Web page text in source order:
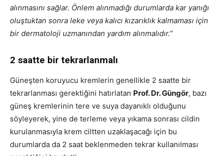
alınmasını sağlar. Önlem alınmadığı durumlarda kar yanığı
oluştuktan sonra leke veya kalıcı kızarıklık kalmaması için
bir dermatoloji uzmanından yardım alınmalıdır.”
2 saatte bir tekrarlanmalı
Güneşten koruyucu kremlerin genellikle 2 saatte bir
tekrarlanması gerektiğini hatırlatan Prof. Dr. Güngör, bazı
güneş kremlerinin tere ve suya dayanıklı olduğunu
söyleyerek, yine de terleme veya yıkama sonrası cildin
kurulanmasıyla krem ciltten uzaklaşacağı için bu
durumlarda da 2 saat beklenmeden tekrar kullanılması